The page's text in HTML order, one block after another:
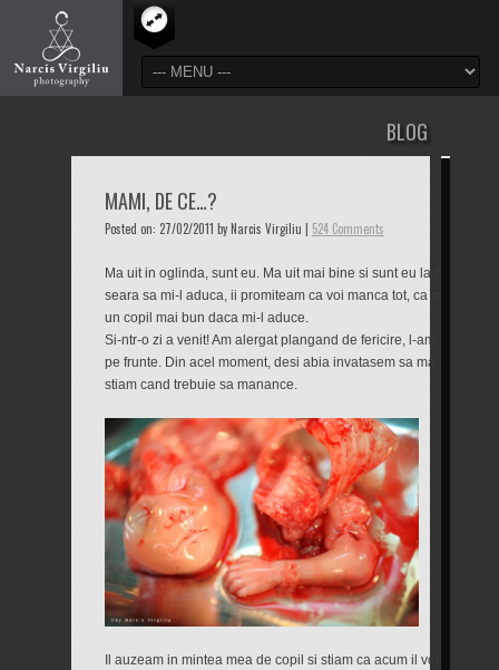
BLOG
MAMI, DE CE…?
Posted on: 27/02/2011 by Narcis Virgiliu | 524 Comments
Ma uit in oglinda, sunt eu. Ma uit mai bine si sunt eu la 6 ani. Ma
seara sa mi-l aduca, ii promiteam ca voi manca tot, ca ma voi
un copil mai bun daca mi-l aduce.
Si-ntr-o zi a venit! Am alergat plangand de fericire, l-am strans la
pe frunte. Din acel moment, desi abia invatasem sa ma ghidez
stiam cand trebuie sa manance.
Il auzeam in mintea mea de copil si stiam ca acum il voi duce la